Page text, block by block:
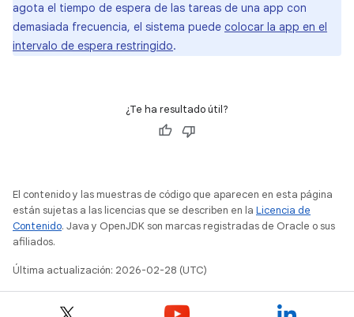
agota el tiempo de espera de las tareas de una app con
demasiada frecuencia, el sistema puede colocar la app en el
intervalo de espera restringido.
¿Te ha resultado útil?
El contenido y las muestras de código que aparecen en esta página
están sujetas a las licencias que se describen en la Licencia de
Contenido. Java y OpenJDK son marcas registradas de Oracle o sus
afiliados.
Última actualización: 2026-02-28 (UTC)